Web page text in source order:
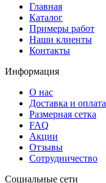
Главная
Каталог
Примеры работ
Наши клиенты
Контакты
Информация
О нас
Доставка и оплата
Размерная сетка
FAQ
Акции
Отзывы
Сотрудничество
Социальные сети